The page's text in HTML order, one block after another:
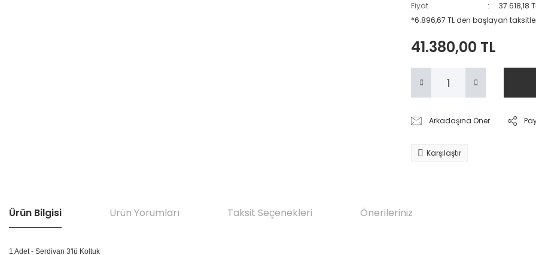
Fiyat
37.618,18
*6.896,67 TL den başlayan
41.380,00 TL
Arkadaşına Öner
Karşılaştır
Ürün Bilgisi Ürün Yorumları Taksit Seçenekleri Önerileriniz
1 Adet - Serdivan 3'lü Koltuk